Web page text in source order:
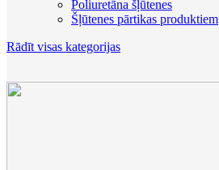
Poliuretāna šļūtenes
Šļūtenes pārtikas produktiem
Rādīt visas kategorijas